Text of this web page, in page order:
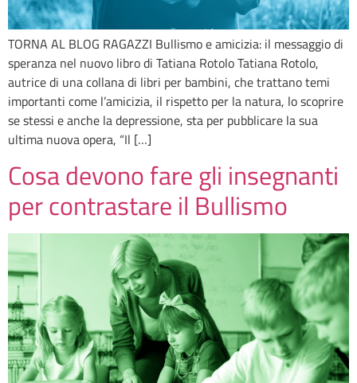
TORNA AL BLOG RAGAZZI Bullismo e amicizia: il messaggio di
speranza nel nuovo libro di Tatiana Rotolo Tatiana Rotolo,
autrice di una collana di libri per bambini, che trattano temi
importanti come l’amicizia, il rispetto per la natura, lo scoprire
se stessi e anche la depressione, sta per pubblicare la sua
ultima nuova opera, “Il […]
Cosa devono fare gli insegnanti
per contrastare il Bullismo